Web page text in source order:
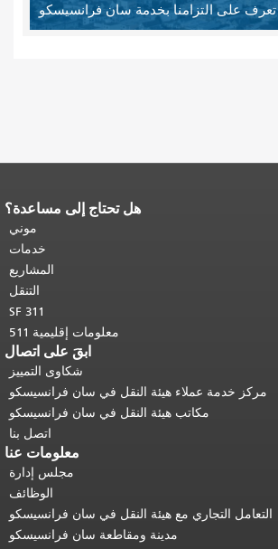
تعرف على التزامنا بخدمة سان فرانسيسكو
هل تحتاج إلى مساعدة؟
موني
خدمات
المشاريع
التنقل
SF 311
معلومات إقليمية 511
ابقَ على اتصال
شكاوى التمييز
مركز خدمة عملاء هيئة النقل في سان فرانسيسكو
مكاتب هيئة النقل في سان فرانسيسكو
اتصل بنا
معلومات عنا
مجلس إدارة
الوظائف
التعامل التجاري مع هيئة النقل في سان فرانسيسكو
مدينة ومقاطعة سان فرانسيسكو